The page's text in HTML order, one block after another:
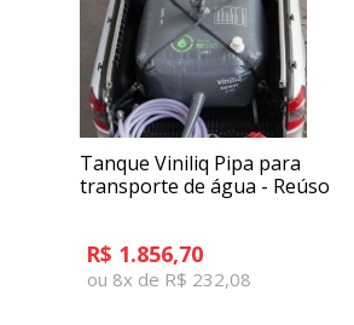
Tanque Viniliq Pipa para
transporte de água - Reúso
R$ 1.856,70
ou 8x de R$ 232,08